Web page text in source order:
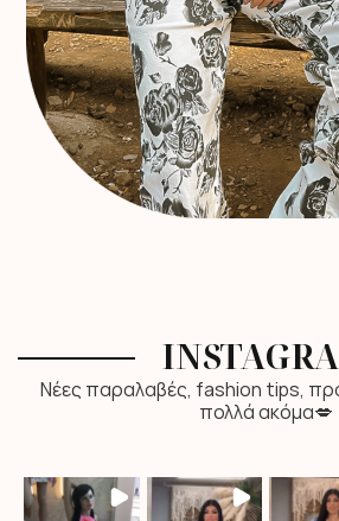
Νέες παραλαβές, fashion tips,
πολλά ακόμα💋